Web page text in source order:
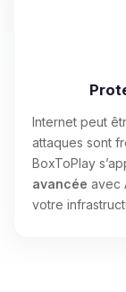
Internet peut
attaques sont
BoxToPlay
avancée avec
votre